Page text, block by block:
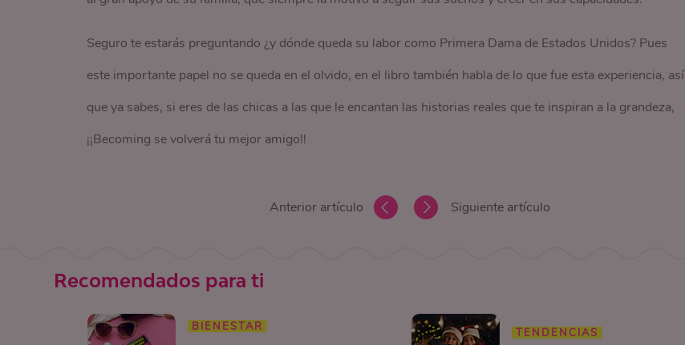
Seguro te estarás preguntando ¿y dónde queda su labor como Primera Dama de Estados Unidos? Pues
este importante papel no se queda en el olvido, en el libro también habla de lo que fue esta experiencia, así
que ya sabes, si eres de las chicas a las que le encantan las historias reales que te inspiran a la grandeza,
¡¡Becoming se volverá tu mejor amigo!!
Anterior artículo Siguiente artículo
Recomendados para ti
BIENESTAR TENDENCIAS